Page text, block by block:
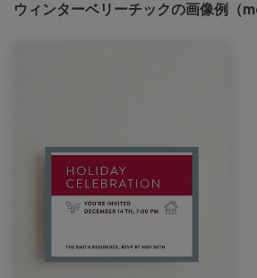
ウィンターベリーチックの画像例（